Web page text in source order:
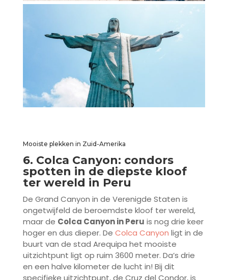
Mooiste plekken in Zuid-Amerika
6. Colca Canyon: condors
spotten in de diepste kloof
ter wereld in Peru
De Grand Canyon in de Verenigde Staten is
ongetwijfeld de beroemdste kloof ter wereld,
maar de Colca Canyon in Peru is nog drie keer
hoger en dus dieper. De Colca Canyon ligt in de
buurt van de stad Arequipa het mooiste
uitzichtpunt ligt op ruim 3600 meter. Da’s drie
en een halve kilometer de lucht in! Bij dit